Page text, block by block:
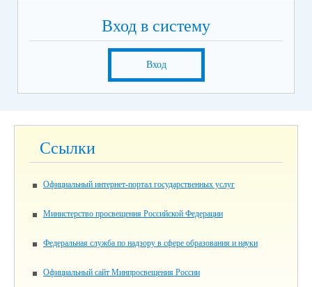
Вход в систему
Вход
Ссылки
Официальный интернет-портал государственных услуг
Министерство просвещения Российской Федерации
Федеральная служба по надзору в сфере образования и науки
Официальный сайт Минпросвещения России